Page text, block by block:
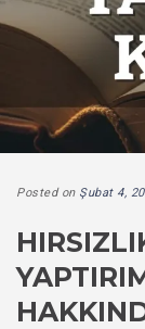
Posted on Şubat 4,